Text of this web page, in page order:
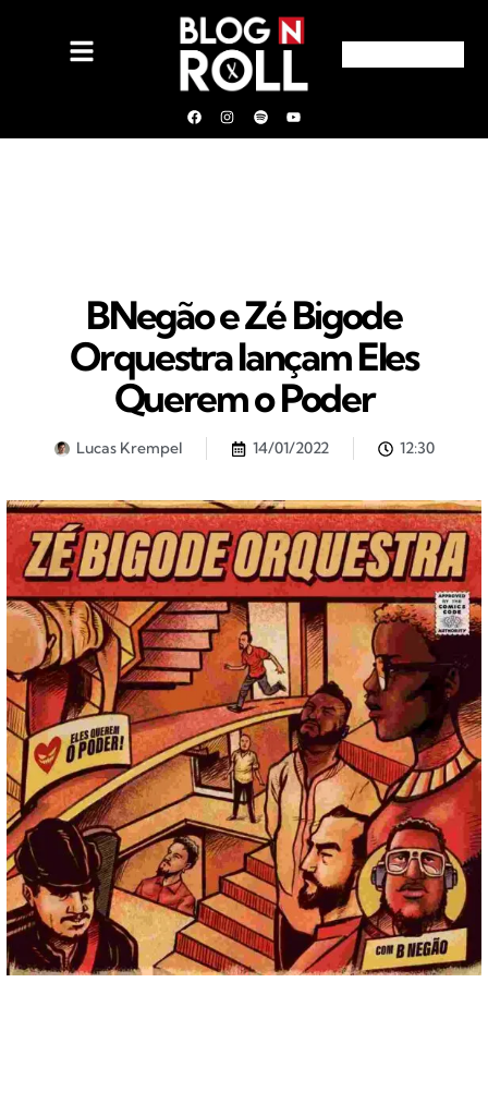
BNegão e Zé Bigode
Orquestra lançam Eles
Querem o Poder
Lucas Krempel 14/01/2022 12:30